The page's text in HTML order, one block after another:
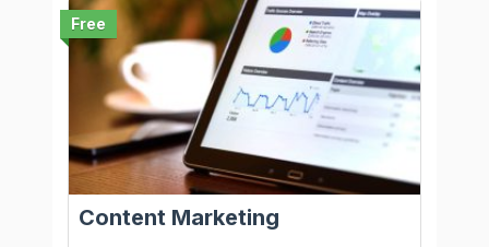
Free
Content Marketing